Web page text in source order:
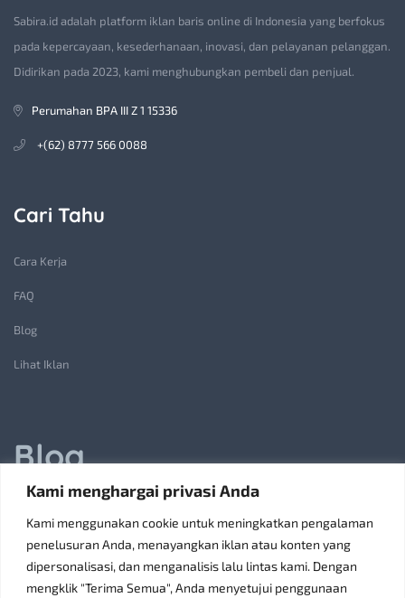
Kami menghargai privasi Anda
Kami menggunakan cookie untuk meningkatkan pengalaman
penelusuran Anda, menayangkan iklan atau konten yang
dipersonalisasi, dan menganalisis lalu lintas kami. Dengan
mengklik "Terima Semua", Anda menyetujui penggunaan
Sabira.id adalah platform iklan baris online di Indonesia yang berfokus
pada kepercayaan, kesederhanaan, inovasi, dan pelayanan pelanggan.
Didirikan pada 2023, kami menghubungkan pembeli dan penjual.
Perumahan BPA III Z 1 15336
+(62) 8777 566 0088
Cari Tahu
Cara Kerja
FAQ
Blog
Lihat Iklan
Blog
Jasa Pembuatan Lift Barang: Solusi Transportasi Vertikal
Receiving Parcels and Mail at a Rented Room in Singapore
6 Tips Pilih Oven Listrik Terbaik Sesuai Kebutuhan